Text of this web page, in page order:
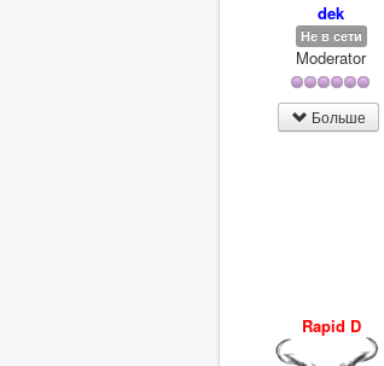
dek
Не в сети
Moderator
Больше
Rapid D